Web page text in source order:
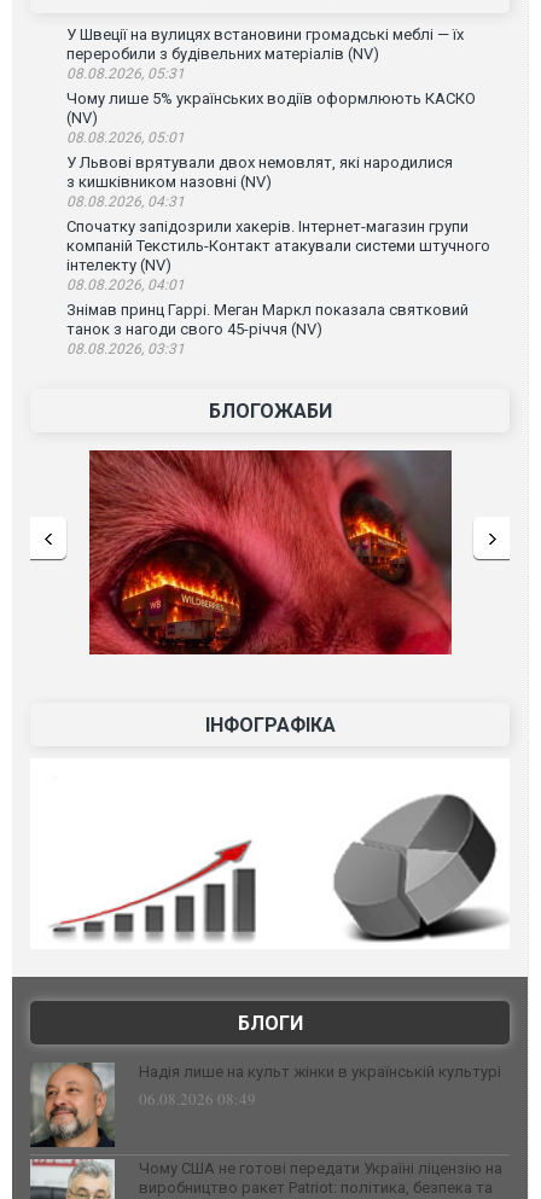
У Швеції на вулицях встановини громадські меблі — їх
переробили з будівельних матеріалів (NV)
08.08.2026, 05:31
Чому лише 5% українських водіїв оформлюють КАСКО
(NV)
08.08.2026, 05:01
У Львові врятували двох немовлят, які народилися
з кишківником назовні (NV)
08.08.2026, 04:31
Спочатку запідозрили хакерів. Інтернет-магазин групи
компаній Текстиль-Контакт атакували системи штучного
інтелекту (NV)
08.08.2026, 04:01
Знімав принц Гаррі. Меган Маркл показала святковий
танок з нагоди свого 45-річчя (NV)
08.08.2026, 03:31
БЛОГОЖАБИ
ІНФОГРАФІКА
БЛОГИ
Надія лише на культ жінки в українській культурі
06.08.2026 08:49
Чому США не готові передати Україні ліцензію на
виробництво ракет Patriot: політика, безпека та